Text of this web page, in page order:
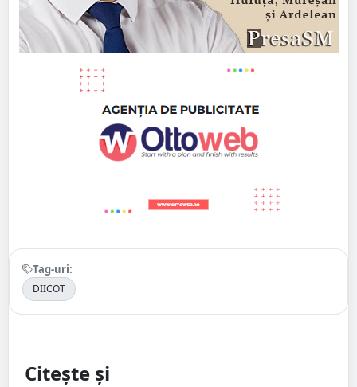
Tag-uri:
DIICOT
Citește și